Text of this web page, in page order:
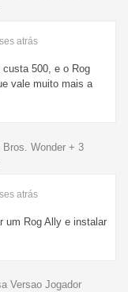
atrás
custa 500, e o Rog
vale muito mais a
Wonder + 3
atrás
um Rog Ally e instalar
Versao Jogador